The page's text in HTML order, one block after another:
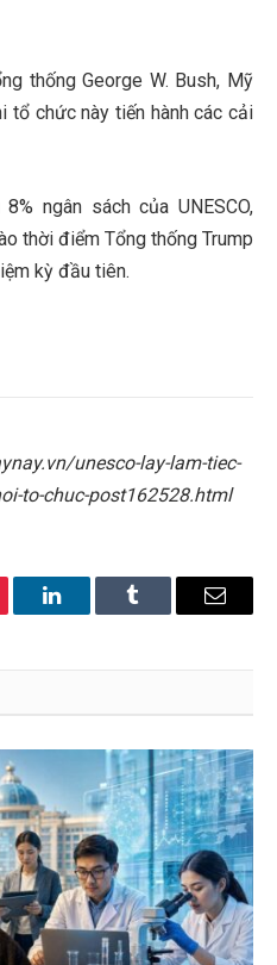
thống George W. Bush, Mỹ
tổ chức này tiến hành các cải
ngân sách của UNESCO,
thời điểm Tổng thống Trump
kỳ đầu tiên.
unesco-lay-lam-tiec-
to-chuc-post162528.html
LinkedInTumblr Email